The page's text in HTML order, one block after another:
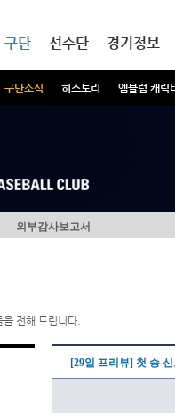
구단
구단소식 히스토리 엠블럼 캐릭
선수단 경기정보
외부감사보고서
전해 드립니다.
[29일 프리뷰] 첫 승